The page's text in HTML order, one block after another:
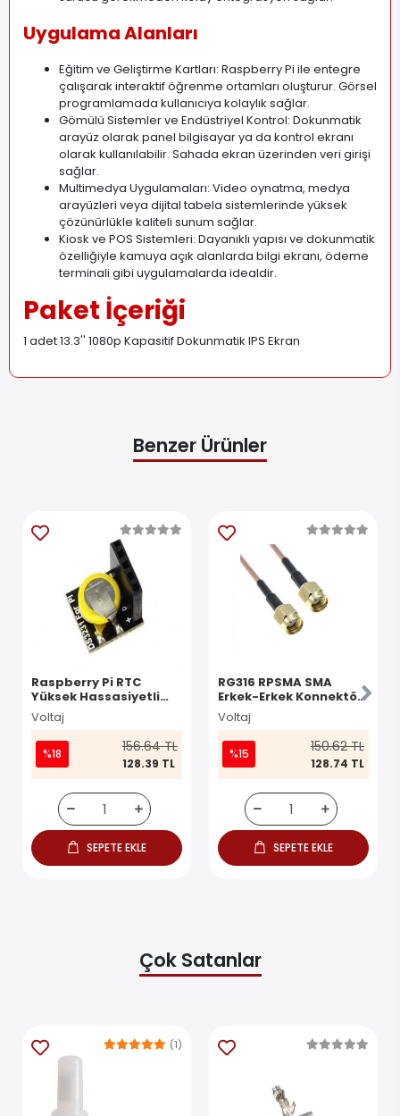
Uygulama Alanları
Eğitim ve Geliştirme Kartları: Raspberry Pi ile entegre
çalışarak interaktif öğrenme ortamları oluşturur. Görsel
programlamada kullanıcıya kolaylık sağlar.
Gömülü Sistemler ve Endüstriyel Kontrol: Dokunmatik
arayüz olarak panel bilgisayar ya da kontrol ekranı
olarak kullanılabilir. Sahada ekran üzerinden veri girişi
sağlar.
Multimedya Uygulamaları: Video oynatma, medya
arayüzleri veya dijital tabela sistemlerinde yüksek
çözünürlükle kaliteli sunum sağlar.
Kiosk ve POS Sistemleri: Dayanıklı yapısı ve dokunmatik
özelliğiyle kamuya açık alanlarda bilgi ekranı, ödeme
terminali gibi uygulamalarda idealdir.
Paket İçeriği
1 adet 13.3'' 1080p Kapasitif Dokunmatik IPS Ekran
Benzer Ürünler
Raspberry Pi RTC
Yüksek Hassasiyetli
Saat Modülü DS3231
Voltaj
%18 156.64 TL
128.39 TL
SEPETE EKLE
RG316 RPSMA SMA
Erkek-Erkek Konnektör
Kablo 100cm
Voltaj
%15 150.62 TL
128.74 TL
SEPETE EKLE
Çok Satanlar
(1)